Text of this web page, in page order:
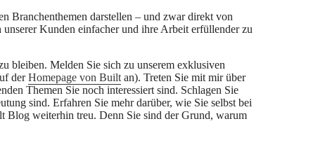
Branchenthemen darstellen – und zwar direkt von
Kunden einfacher und ihre Arbeit erfüllender zu
bleiben. Melden Sie sich zu unserem exklusiven
derHomepage von Built an). Treten Sie mit mir über
Themen Sie noch interessiert sind. Schlagen Sie
sind. Erfahren Sie mehr darüber, wie Sie selbst bei
weiterhin treu. Denn Sie sind der Grund, warum